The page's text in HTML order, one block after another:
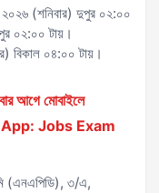
২০২৬ (শনিবার) দুপুর ০২:০০
০২:০০ টায়।
বিকাল ০৪:০০ টায়।
আগে মোবাইলে
App: Jobs Exam
(এনএপিডি), ৩/এ,